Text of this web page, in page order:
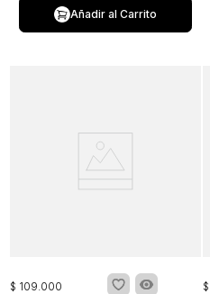
Añadir al Carrito
$ 109.000 $